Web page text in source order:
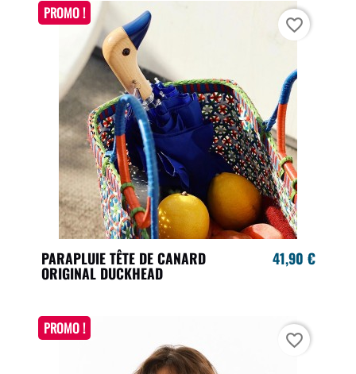
PARAPLUIE TÊTE DE CANARD
ORIGINAL DUCKHEAD
41,90 €
PROMO !
favorite_border
PROMO !
favorite_border